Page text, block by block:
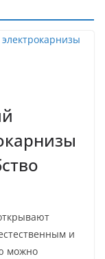
и
можно